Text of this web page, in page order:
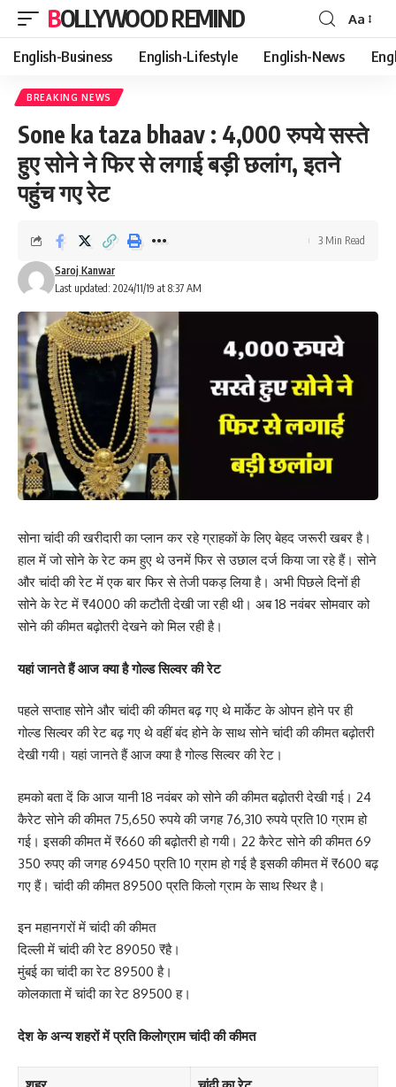
BOLLYWOOD REMIND
Font
Resizer
Aa
English-Business English-Lifestyle English-News
BREAKING NEWS
Sone ka taza bhaav : 4,000 रुपये सस्ते
हुए सोने ने फिर से लगाई बड़ी छलांग, इतने
पहुंच गए रेट
Last updated: 2024/11/19 at 8:37 AM
Saroj Kanwar
3 Min Read
सोना चांदी की खरीदारी का प्लान कर रहे ग्राहकों के लिए बेहद जरूरी खबर है।
हाल में जो सोने के रेट कम हुए थे उनमें फिर से उछाल दर्ज किया जा रहे हैं। सोने
और चांदी की रेट में एक बार फिर से तेजी पकड़ लिया है। अभी पिछले दिनों ही
सोने के रेट में ₹4000 की कटौती देखी जा रही थी। अब 18 नवंबर सोमवार को
सोने की कीमत बढ़ोतरी देखने को मिल रही है।
यहां जानते हैं आज क्या है गोल्ड सिल्वर की रेट
पहले सप्ताह सोने और चांदी की कीमत बढ़ गए थे मार्केट के ओपन होने पर ही
गोल्ड सिल्वर की रेट बढ़ गए थे वहीं बंद होने के साथ सोने चांदी की कीमत बढ़ोतरी
देखी गयी। यहां जानते हैं आज क्या है गोल्ड सिल्वर की रेट।
हमको बता दें कि आज यानी 18 नवंबर को सोने की कीमत बढ़ोतरी देखी गई। 24
कैरेट सोने की कीमत 75,650 रुपये की जगह 76,310 रुपये प्रति 10 ग्राम हो
गई। इसकी कीमत में ₹660 की बढ़ोतरी हो गयी। 22 कैरेट सोने की कीमत 69
350 रुपए की जगह 69450 प्रति 10 ग्राम हो गई है इसकी कीमत में ₹600 बढ़
गए हैं। चांदी की कीमत 89500 प्रति किलो ग्राम के साथ स्थिर है।
इन महानगरों में चांदी की कीमत
दिल्ली में चांदी की रेट 89050 ₹है।
मुंबई का चांदी का रेट 89500 है।
कोलकाता में चांदी का रेट 89500 ह।
देश के अन्य शहरों में प्रति किलोग्राम चांदी की कीमत